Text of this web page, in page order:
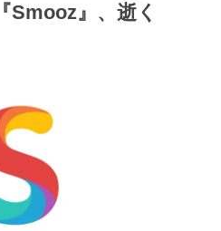
Smooz』、逝く